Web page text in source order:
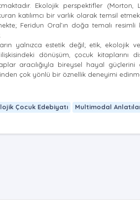
Ekolojik perspektifler
katılımcı bir varlık olarak temsil
Feridun Oral’ın doğa temalı
yalnızca estetik değil; etik, ekolojik
dönüşüm, çocuk kitaplarını
aracılığıyla bireysel hayal
çok yönlü bir öznellik deneyimi
Çocuk Edebiyatı Multimodal